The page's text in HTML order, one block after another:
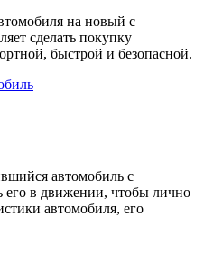
на новый с
сделать покупку
быстрой и безопасной.
автомобиль с
в движении, чтобы лично
автомобиля, его